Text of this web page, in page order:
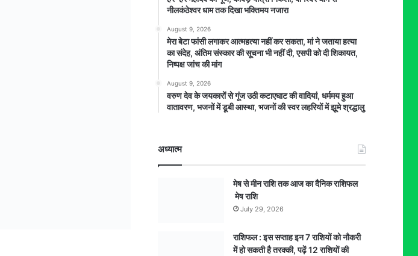
नीलकंठेश्वर धाम तक दिखा भक्तिमय नजारा
August 9, 2026
मेरा बेटा फांसी लगाकर आत्महत्या नहीं कर सकता, मां ने जताया हत्या
का संदेह, अंतिम संस्कार की सूचना भी नहीं दी, एसपी को दी शिकायत,
निष्पक्ष जांच की मांग
August 9, 2026
वरुण देव के जयकारों से गूंज उठी कटाएघाट की वादियां, धर्ममय हुआ
वातावरण, भजनों में डूबी आस्था, भजनों की स्वर लहरियों में झूमे श्रद्धालु
अध्यात्म
मेष से मीन राशि तक आज का दैनिक राशिफल
मेष राशि
July 29, 2026
राशिफल : इस सप्ताह इन 7 राशियों को नौकरी
में हो सकती है तरक्की, पढ़ें 12 राशियों की